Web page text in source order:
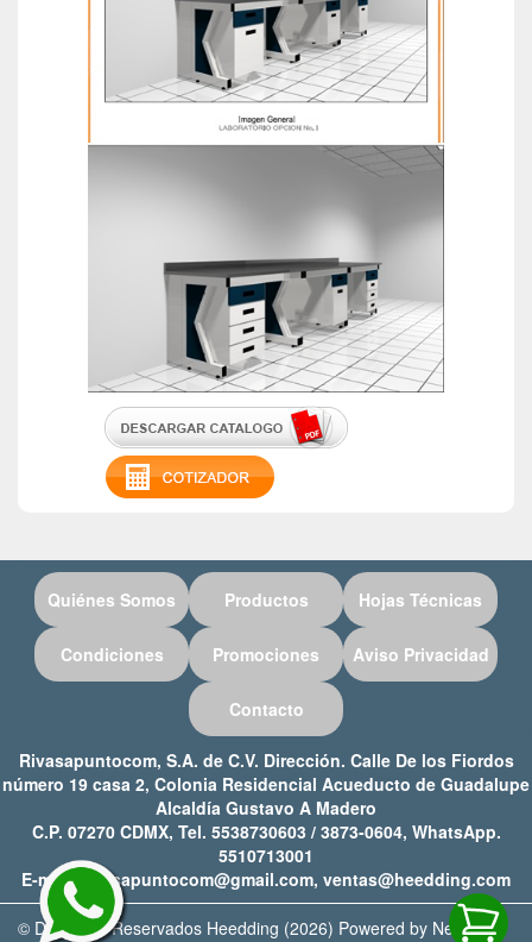
Quiénes Somos Productos Hojas Técnicas
Condiciones Promociones Aviso Privacidad
Contacto
Rivasapuntocom, S.A. de C.V. Dirección. Calle De los Fiordos
número 19 casa 2, Colonia Residencial Acueducto de Guadalupe
Alcaldía Gustavo A Madero
C.P. 07270 CDMX, Tel. 5538730603 / 3873-0604, WhatsApp.
5510713001
E-mail: rivasapuntocom@gmail.com, ventas@heedding.com
© Derechos Reservados Heedding (2026) Powered by Netweb